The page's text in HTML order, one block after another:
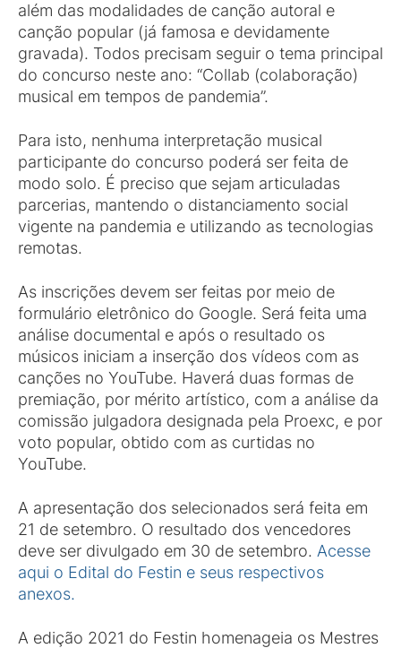
além das modalidades de canção autoral e
canção popular (já famosa e devidamente
gravada). Todos precisam seguir o tema principal
do concurso neste ano: “Collab (colaboração)
musical em tempos de pandemia”.
Para isto, nenhuma interpretação musical
participante do concurso poderá ser feita de
modo solo. É preciso que sejam articuladas
parcerias, mantendo o distanciamento social
vigente na pandemia e utilizando as tecnologias
remotas.
As inscrições devem ser feitas por meio de
formulário eletrônico do Google. Será feita uma
análise documental e após o resultado os
músicos iniciam a inserção dos vídeos com as
canções no YouTube. Haverá duas formas de
premiação, por mérito artístico, com a análise da
comissão julgadora designada pela Proexc, e por
voto popular, obtido com as curtidas no
YouTube.
A apresentação dos selecionados será feita em
21 de setembro. O resultado dos vencedores
deve ser divulgado em 30 de setembro. Acesse
aqui o Edital do Festin e seus respectivos
anexos.
A edição 2021 do Festin homenageia os Mestres